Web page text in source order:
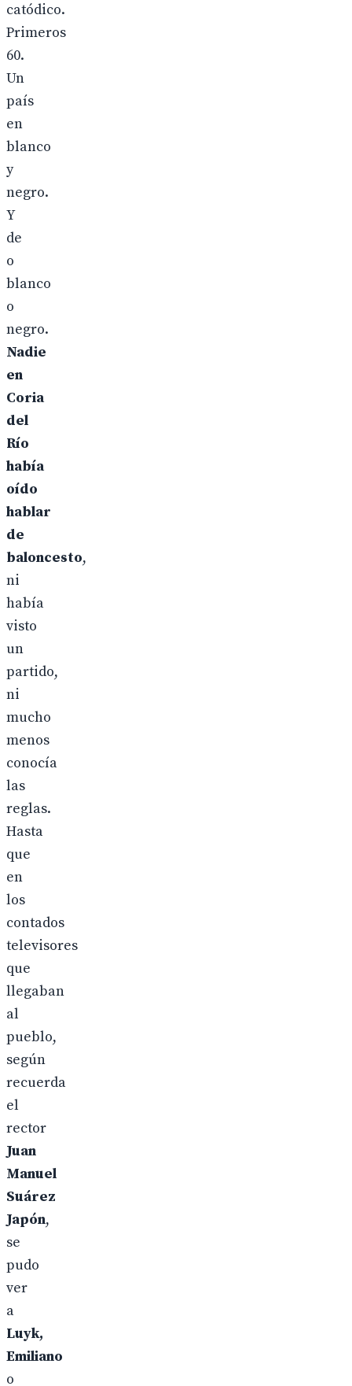
catódico.
Primeros
60.
Un
país
en
blanco
y
negro.
Y
de
o
blanco
o
negro.
Nadie
en
Coria
del
Río
había
oído
hablar
de
baloncesto,
ni
había
visto
un
partido,
ni
mucho
menos
conocía
las
reglas.
Hasta
que
en
los
contados
televisores
que
llegaban
al
pueblo,
según
recuerda
el
rector
Juan
Manuel
Suárez
Japón,
se
pudo
ver
a
Luyk,
Emiliano
o